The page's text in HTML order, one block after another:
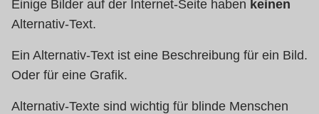
Einige Bilder auf der Internet-Seite haben keinen
Alternativ-Text.
Ein Alternativ-Text ist eine Beschreibung für ein Bild.
Oder für eine Grafik.
Alternativ-Texte sind wichtig für blinde Menschen